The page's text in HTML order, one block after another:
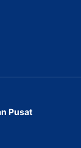
Pusat